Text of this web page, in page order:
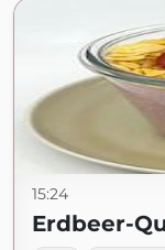
15:24
Erdbeer-